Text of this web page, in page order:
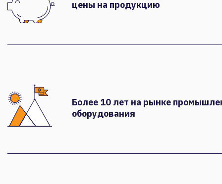
цены на продукцию
Более 10 лет на рынке
оборудования